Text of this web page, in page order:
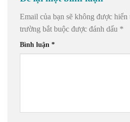
Email của bạn sẽ không được
trường bắt buộc được đánh dấu *
Bình luận *